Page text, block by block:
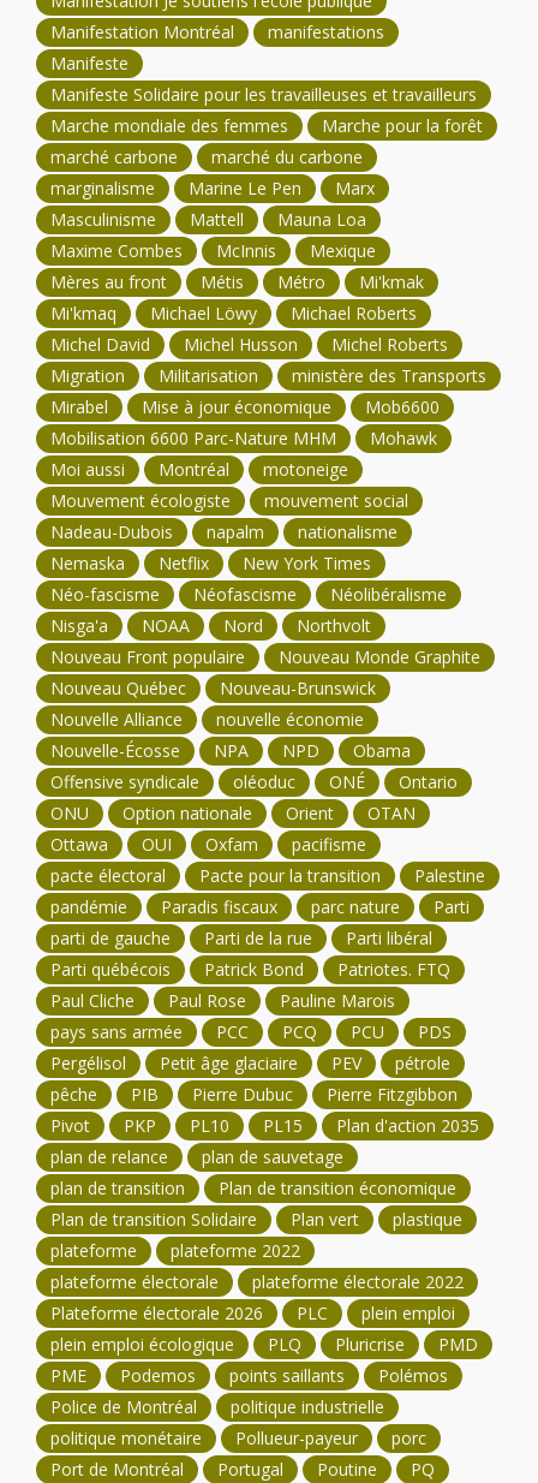
Manifestation Montréal
manifestations
Manifeste
Manifeste Solidaire pour les travailleuses et travailleurs
Marche mondiale des femmes
Marche pour la forêt
marché carbone
marché du carbone
marginalisme
Marine Le Pen
Marx
Masculinisme
Mattell
Mauna Loa
Maxime Combes
McInnis
Mexique
Mères au front
Métis Métro
Mi'kmak
Mi'kmaq
Michael Löwy
Michael Roberts
Michel David
Michel Husson
Michel Roberts
Migration
Militarisation
ministère des Transports
Mirabel
Mise à jour économique
Mob6600
Mobilisation 6600 Parc-Nature MHM
Mohawk
Moi aussi
Montréal
motoneige
Mouvement écologiste
mouvement social
Nadeau-Dubois
napalm
nationalisme
Nemaska
Netflix
New York Times
Néo-fascisme
Néofascisme
Néolibéralisme
Nisga'a
NOAA Nord
Northvolt
Nouveau Front populaire
Nouveau Monde Graphite
Nouveau Québec
Nouveau-Brunswick
Nouvelle Alliance
nouvelle économie
Nouvelle-Écosse
NPA NPD
Obama
Offensive syndicale
oléoduc ONÉ
Ontario
ONU
Option nationale Orient
OTAN
Ottawa
OUI Oxfam
pacifisme
pacte électoral
Pacte pour la transition
Palestine
pandémie
Paradis fiscaux parc nature
Parti
parti de gauche
Parti de la rue
Parti libéral
Parti québécois
Patrick Bond
Patriotes. FTQ
Paul Cliche
Paul Rose
Pauline Marois
pays sans armée
PCC PCQ PCU
PDS
Pergélisol
Petit âge glaciaire PEV
pétrole
pêche
PIB Pierre Dubuc
Pierre Fitzgibbon
Pivot
PKP PL10 PL15
Plan d'action 2035
plan de relance
plan de sauvetage
plan de transition
Plan de transition économique
Plan de transition Solidaire
Plan vert
plastique
plateforme
plateforme 2022
plateforme électorale
plateforme électorale 2022
Plateforme électorale 2026
PLC
plein emploi
plein emploi écologique
PLQ Pluricrise
PMD
PME
Podemos points saillants
Polémos
Police de Montréal
politique industrielle
politique monétaire
Pollueur-payeur
porc
Port de Montréal
Portugal Poutine
PQ